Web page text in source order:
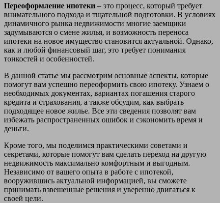
Переоформление ипотеки – это процесс, который требует
внимательного подхода и тщательной подготовки. В условиях
динамичного рынка недвижимости многие заемщики
задумываются о смене жилья, и возможность переноса
ипотеки на новое имущество становится актуальной. Однако,
как и любой финансовый шаг, это требует понимания
тонкостей и особенностей.
В данной статье мы рассмотрим основные аспекты, которые
помогут вам успешно переоформить свою ипотеку. Узнаем о
необходимых документах, вариантах погашения старого
кредита и страхования, а также обсудим, как выбрать
подходящее новое жилье. Все эти сведения позволят вам
избежать распространенных ошибок и сэкономить время и
деньги.
Кроме того, мы поделимся практическими советами и
секретами, которые помогут вам сделать переход на другую
недвижимость максимально комфортным и выгодным.
Независимо от вашего опыта в работе с ипотекой,
вооружившись актуальной информацией, вы сможете
принимать взвешенные решения и уверенно двигаться к
своей цели.